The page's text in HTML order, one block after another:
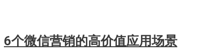
6个微信营销的高价值应用场景